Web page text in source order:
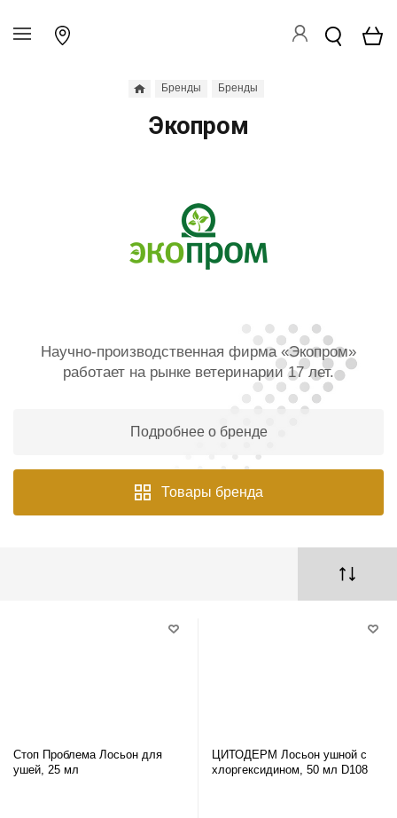
Бренды Бренды
Экопром
Научно-производственная фирма «Экопром»
работает на рынке ветеринарии 17 лет.
Подробнее о бренде
Товары бренда
Стоп Проблема Лосьон для
ушей, 25 мл
ЦИТОДЕРМ Лосьон ушной с
хлоргексидином, 50 мл D108